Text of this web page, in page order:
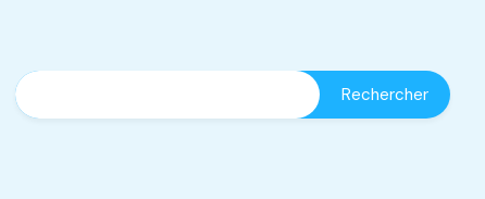
à côté Hopital RAZI et le nouveau MONOPRIX, cité